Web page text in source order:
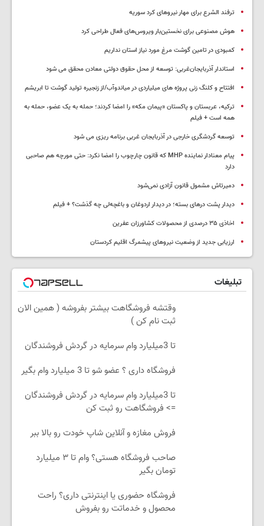
ترفند الشرع برای مهار نیروهای کرد سوریه
هوش مصنوعی برای نخستین‌بار ویروس‌های فعال طراحی کرد
کمبودی در تامین گوشت مرغ مورد نیاز استان نداریم
استاندار آذربایجان‌غربی: توسعه از محل حقوق دولتی معادن محقق می شود
افتتاح و کلنگ زنی پروژه های میلیاردی در میاندوآب/از زنجیره تولید گوشت تا ابریشم
ترکیه، عربستان و پاکستان «پیمان مکه» را امضا کردند؛ حمله به یک عضو، حمله به
همه است + فیلم
توسعه گردشگری خارجی در آذربایجان غربی برنامه ریزی می شود
پیام معنادار نماینده MHP که قانون چارچوب را امضا نکرد: حتی مورچه هم صاحبی
دارد
دمیرتاش مشمول قانون آزادی نمی‌شود
دیدار پشت درهای بسته؛ در دیدار اردوغان و باغچه‌لی چه گذشت؟ + فیلم
اخاذی ۳۵ درصدی از محصولات کشاورزان عفرین
ارزیابی جدید از وضعیت نیروهای پیشمرگ اقلیم کردستان
تبلیغات
وقتشه فروشگاهت بیشتر بفروشه ( همین الان
ثبت نام کن )
تا 3میلیارد وام سرمایه در گردش فروشندگان
فروشگاه داری ؟ عضو شو تا 3 میلیارد وام بگیر
تا 3میلیارد وام سرمایه در گردش فروشندگان
=> فروشگاهت رو ثبت کن
فروش مغازه و آنلاین شاپ خودت رو بالا ببر
صاحب فروشگاه هستی؟ وام تا ۳ میلیارد
تومان بگیر
فروشگاه حضوری یا اینترنتی داری؟ راحت
محصول و خدماتت رو بفروش